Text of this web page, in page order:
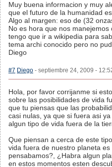
Muy buena informacion y muy
que el futuro de la humanidad
Algo al margen: eso de (32
No es hora que nos
tengo que ir a wikipedia para
tema archi conocido pero no
Diego
#7 Diego - septiembre 24, 2009 -
Hola, por favor corrijanme si
sobre las posibilidades de vida
que tu piensas que las
casi nulas, ya que si fuera asi
algun tipo de vida fuera de la
Que piensan a cerca de este
vida fuera de nuestro planeta
pensabamos?, ¿Habra algun
en estos momentos esten